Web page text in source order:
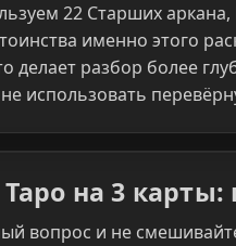
22 Старших
именно этого
делает разбор более
использовать
на 3
вопрос и не